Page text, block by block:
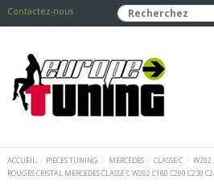
Contactez-nous
ACCUEIL PIECES TUNING MERCEDES CLASSE C W202
ROUGES CRISTAL MERCEDES CLASSE C W202 C180 C200 C230